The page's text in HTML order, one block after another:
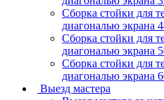
Сборка стойки для
диагональю экрана
Сборка стойки для
диагональю экрана
Сборка стойки для
диагональю экрана
Выезд мастера